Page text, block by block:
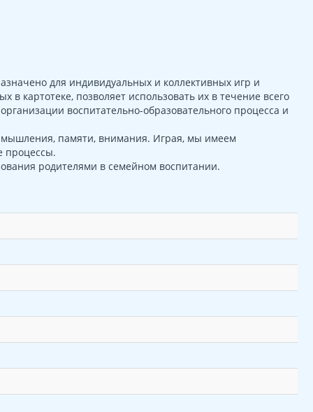
для индивидуальных и коллективных игр и
картотеке, позволяет использовать их в течение всего
воспитательно-образовательного процесса и
памяти, внимания. Играя, мы имеем
процессы.
родителями в семейном воспитании.